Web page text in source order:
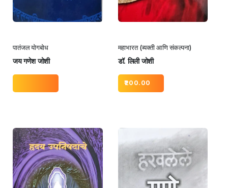
पातंजल योगबोध
जय गणेश जोशी
महाभारत (व्यक्ती आणि संकल्पना)
डॉ. लिली जोशी
200.00